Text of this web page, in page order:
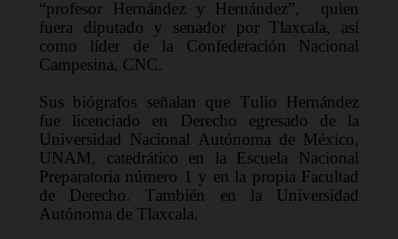
fuera diputado y senador por Tlaxcala, así
como líder de la Confederación Nacional
Campesina, CNC.
Sus biógrafos señalan que Tulio Hernández
fue licenciado en Derecho egresado de la
Universidad Nacional Autónoma de México,
UNAM, catedrático en la Escuela
Preparatoria número 1 y en la propia Facultad
de Derecho. También en la Universidad
Autónoma de Tlaxcala.